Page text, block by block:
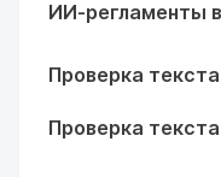
ИИ-регламенты
Проверка
Проверка